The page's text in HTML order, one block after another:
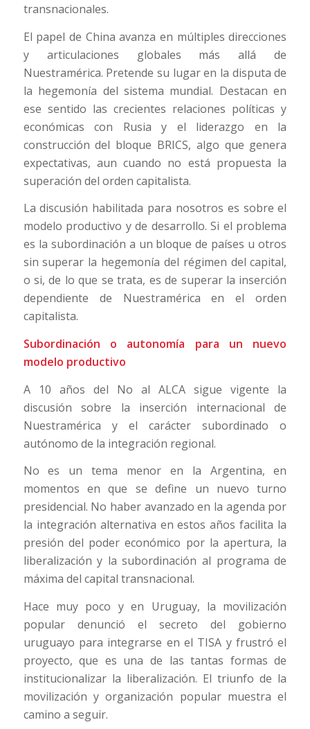
transnacionales.
El papel de China avanza en múltiples direcciones
y articulaciones globales más allá de
Nuestramérica. Pretende su lugar en la disputa de
la hegemonía del sistema mundial. Destacan en
ese sentido las crecientes relaciones políticas y
económicas con Rusia y el liderazgo en la
construcción del bloque BRICS, algo que genera
expectativas, aun cuando no está propuesta la
superación del orden capitalista.
La discusión habilitada para nosotros es sobre el
modelo productivo y de desarrollo. Si el problema
es la subordinación a un bloque de países u otros
sin superar la hegemonía del régimen del capital,
o si, de lo que se trata, es de superar la inserción
dependiente de Nuestramérica en el orden
capitalista.
Subordinación o autonomía para un nuevo
modelo productivo
A 10 años del No al ALCA sigue vigente la
discusión sobre la inserción internacional de
Nuestramérica y el carácter subordinado o
autónomo de la integración regional.
No es un tema menor en la Argentina, en
momentos en que se define un nuevo turno
presidencial. No haber avanzado en la agenda por
la integración alternativa en estos años facilita la
presión del poder económico por la apertura, la
liberalización y la subordinación al programa de
máxima del capital transnacional.
Hace muy poco y en Uruguay, la movilización
popular denunció el secreto del gobierno
uruguayo para integrarse en el TISA y frustró el
proyecto, que es una de las tantas formas de
institucionalizar la liberalización. El triunfo de la
movilización y organización popular muestra el
camino a seguir.